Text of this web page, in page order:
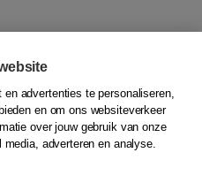
advertenties te personaliseren,
en om ons websiteverkeer
over jouw gebruik van onze
adverteren en analyse.